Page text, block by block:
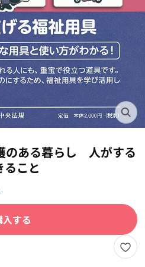
のある暮らし 人がする
ること
入する